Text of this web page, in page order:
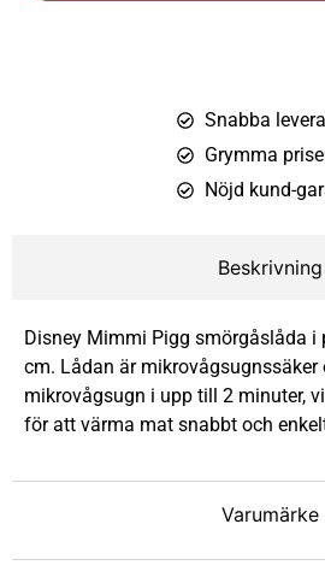
Snabba
Grymma
Nöjd kund-
Beskrivning
Varumärke
Disney Mimmi Pigg smörgåslåda i
cm. Lådan är mikrovågsugnssäker
mikrovågsugn i upp till 2 minuter,
för att värma mat snabbt och